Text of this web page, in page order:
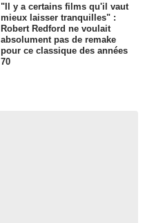
"Il y a certains films qu'il vaut
mieux laisser tranquilles" :
Robert Redford ne voulait
absolument pas de remake
pour ce classique des années
70